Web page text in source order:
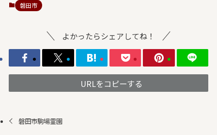
磐田市
よかったらシェアしてね！
URLをコピーする
磐田市駒場霊園